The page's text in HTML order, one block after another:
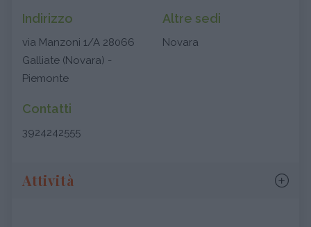
Indirizzo
via Manzoni 1/A 28066
Galliate (Novara) -
Piemonte
Altre sedi
Novara
Contatti
3924242555
Attività